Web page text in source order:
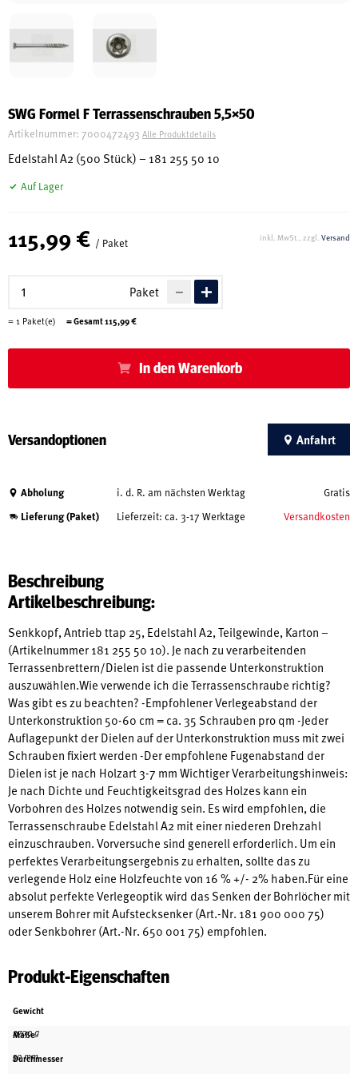
Schreinerei
Ausstellung
Kataloge
Über uns
Geschichte
SWG Formel F Terrassenschrauben 5,5×50
Artikelnummer: 7000472493 Alle Produktdetails
Edelstahl A2 (500 Stück) – 181 255 50 10
Auf Lager
115,99 € / Paket inkl. MwSt., zzgl. Versand
Paket
= 1 Paket(e) = Gesamt115,99€
In den Warenkorb
Versandoptionen Anfahrt
Abholung i. d. R. am nächsten Werktag Gratis
Lieferung (Paket) Lieferzeit: ca. 3-17 Werktage Versandkosten
Beschreibung
Artikelbeschreibung:
Senkkopf, Antrieb ttap 25, Edelstahl A2, Teilgewinde, Karton –
(Artikelnummer 181 255 50 10). Je nach zu verarbeitenden
Terrassenbrettern/Dielen ist die passende Unterkonstruktion
auszuwählen.Wie verwende ich die Terrassenschraube richtig?
Was gibt es zu beachten? -Empfohlener Verlegeabstand der
Unterkonstruktion 50-60 cm = ca. 35 Schrauben pro qm -Jeder
Auflagepunkt der Dielen auf der Unterkonstruktion muss mit zwei
Schrauben fixiert werden -Der empfohlene Fugenabstand der
Dielen ist je nach Holzart 3-7 mm Wichtiger Verarbeitungshinweis:
Je nach Dichte und Feuchtigkeitsgrad des Holzes kann ein
Vorbohren des Holzes notwendig sein. Es wird empfohlen, die
Terrassenschraube Edelstahl A2 mit einer niederen Drehzahl
einzuschrauben. Vorversuche sind generell erforderlich. Um ein
perfektes Verarbeitungsergebnis zu erhalten, sollte das zu
verlegende Holz eine Holzfeuchte von 16 % +/- 2% haben.Für eine
absolut perfekte Verlegeoptik wird das Senken der Bohrlöcher mit
unserem Bohrer mit Aufstecksenker (Art.-Nr. 181 900 000 75)
oder Senkbohrer (Art.-Nr. 650 001 75) empfohlen.
Produkt-Eigenschaften
Gewicht
2700 g
Maße
50 mm
Durchmesser